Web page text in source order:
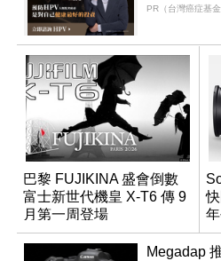
PR（台灣癌症基金
巴黎 FUJIKINA 盛會倒數
富士新世代機皇 X-T6 傳 9
月第一周登場
Megadap